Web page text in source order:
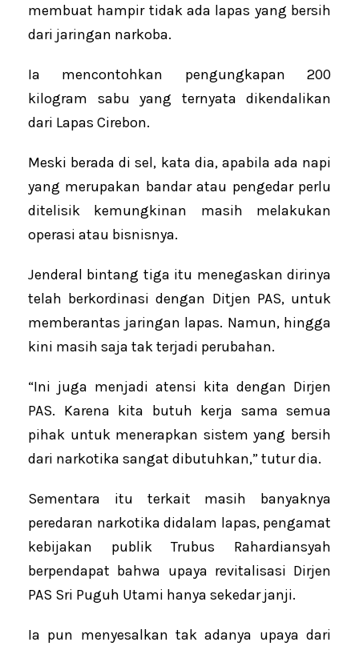
membuat hampir tidak ada lapas yang bersih
dari jaringan narkoba.
Ia mencontohkan pengungkapan 200
kilogram sabu yang ternyata dikendalikan
dari Lapas Cirebon.
Meski berada di sel, kata dia, apabila ada napi
yang merupakan bandar atau pengedar perlu
ditelisik kemungkinan masih melakukan
operasi atau bisnisnya.
Jenderal bintang tiga itu menegaskan dirinya
telah berkordinasi dengan Ditjen PAS, untuk
memberantas jaringan lapas. Namun, hingga
kini masih saja tak terjadi perubahan.
“Ini juga menjadi atensi kita dengan Dirjen
PAS. Karena kita butuh kerja sama semua
pihak untuk menerapkan sistem yang bersih
dari narkotika sangat dibutuhkan,” tutur dia.
Sementara itu terkait masih banyaknya
peredaran narkotika didalam lapas, pengamat
kebijakan publik Trubus Rahardiansyah
berpendapat bahwa upaya revitalisasi Dirjen
PAS Sri Puguh Utami hanya sekedar janji.
Ia pun menyesalkan tak adanya upaya dari